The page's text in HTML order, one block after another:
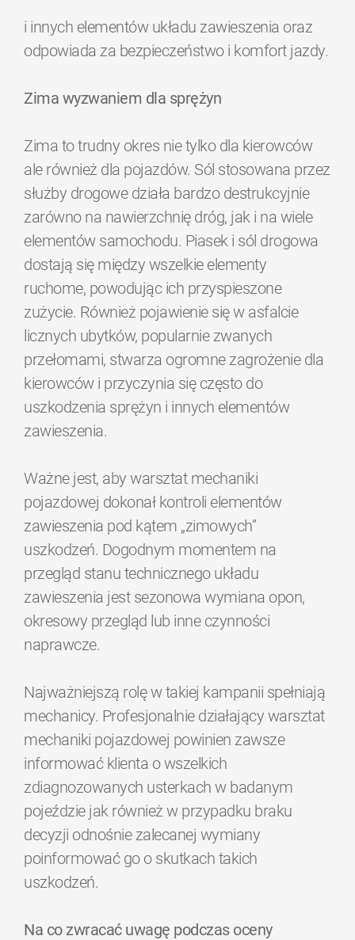
i innych elementów układu zawieszenia oraz
odpowiada za bezpieczeństwo i komfort jazdy.
Zima wyzwaniem dla sprężyn
Zima to trudny okres nie tylko dla kierowców
ale również dla pojazdów. Sól stosowana przez
służby drogowe działa bardzo destrukcyjnie
zarówno na nawierzchnię dróg, jak i na wiele
elementów samochodu. Piasek i sól drogowa
dostają się między wszelkie elementy
ruchome, powodując ich przyspieszone
zużycie. Również pojawienie się w asfalcie
licznych ubytków, popularnie zwanych
przełomami, stwarza ogromne zagrożenie dla
kierowców i przyczynia się często do
uszkodzenia sprężyn i innych elementów
zawieszenia.
Ważne jest, aby warsztat mechaniki
pojazdowej dokonał kontroli elementów
zawieszenia pod kątem „zimowych”
uszkodzeń. Dogodnym momentem na
przegląd stanu technicznego układu
zawieszenia jest sezonowa wymiana opon,
okresowy przegląd lub inne czynności
naprawcze.
Najważniejszą rolę w takiej kampanii spełniają
mechanicy. Profesjonalnie działający warsztat
mechaniki pojazdowej powinien zawsze
informować klienta o wszelkich
zdiagnozowanych usterkach w badanym
pojeździe jak również w przypadku braku
decyzji odnośnie zalecanej wymiany
poinformować go o skutkach takich
uszkodzeń.
Na co zwracać uwagę podczas oceny